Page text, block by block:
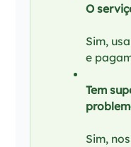
O
Sim,
e
Tem
Sim,